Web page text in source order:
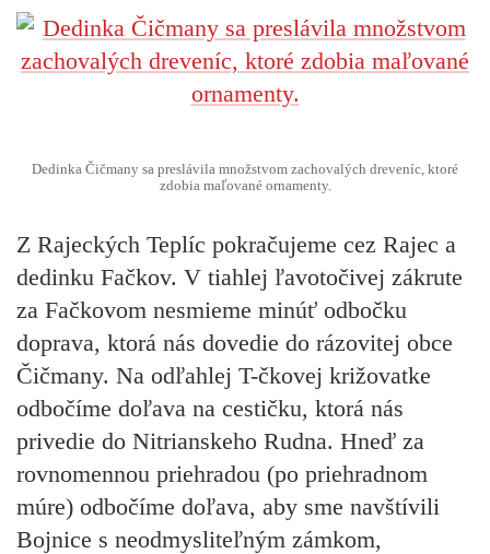
Dedinka Čičmany sa preslávila množstvom zachovalých dreveníc, ktoré
zdobia maľované ornamenty.
Z Rajeckých Teplíc pokračujeme cez Rajec a
dedinku Fačkov. V tiahlej ľavotočivej zákrute
za Fačkovom nesmieme minúť odbočku
doprava, ktorá nás dovedie do rázovitej obce
Čičmany. Na odľahlej T-čkovej križovatke
odbočíme doľava na cestičku, ktorá nás
privedie do Nitrianskeho Rudna. Hneď za
rovnomennou priehradou (po priehradnom
múre) odbočíme doľava, aby sme navštívili
Bojnice s neodmysliteľným zámkom,